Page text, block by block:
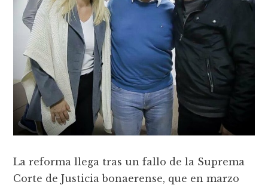
La reforma llega tras un fallo de la Suprema
Corte de Justicia bonaerense, que en marzo